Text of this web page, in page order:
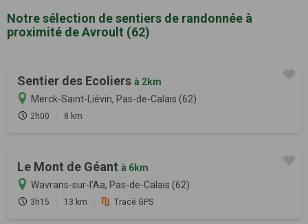
Notre sélection de sentiers de randonnée à
proximité de Avroult (62)
Sentier des Ecoliers à 2km
Merck-Saint-Liévin, Pas-de-Calais (62)
2h00 8 km
Le Mont de Géant à 6km
Wavrans-sur-l'Aa, Pas-de-Calais (62)
3h15 13 km Tracé GPS